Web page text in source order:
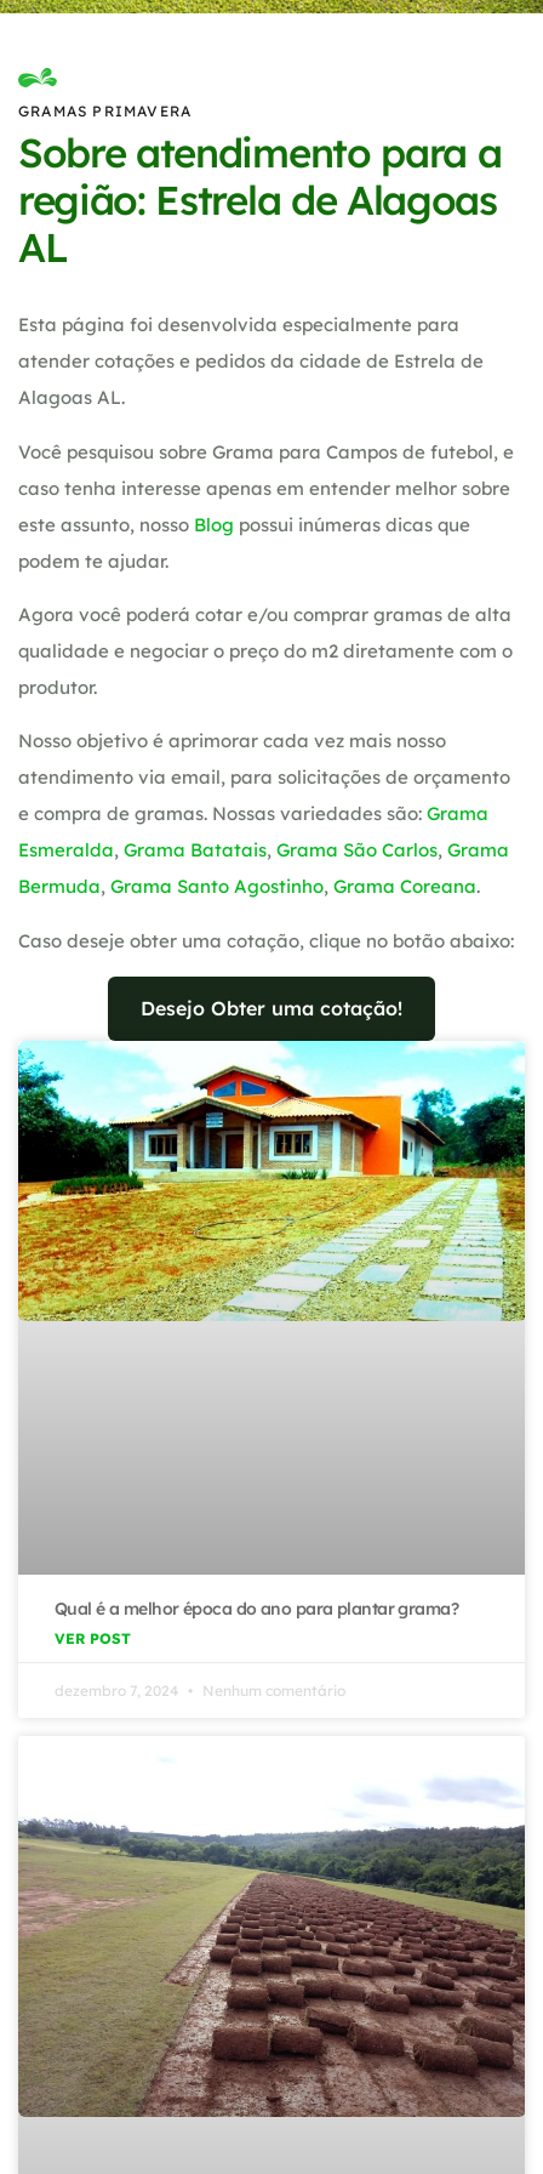
GRAMAS PRIMAVERA
Sobre atendimento para a
região: Estrela de Alagoas
AL
Esta página foi desenvolvida especialmente para
atender cotações e pedidos da cidade de Estrela de
Alagoas AL.
Você pesquisou sobre Grama para Campos de futebol, e
caso tenha interesse apenas em entender melhor sobre
este assunto, nosso Blog possui inúmeras dicas que
podem te ajudar.
Agora você poderá cotar e/ou comprar gramas de alta
qualidade e negociar o preço do m2 diretamente com o
produtor.
Nosso objetivo é aprimorar cada vez mais nosso
atendimento via email, para solicitações de orçamento
e compra de gramas. Nossas variedades são: Grama
Esmeralda, Grama Batatais, Grama São Carlos, Grama
Bermuda, Grama Santo Agostinho, Grama Coreana.
Caso deseje obter uma cotação, clique no botão abaixo:
Desejo Obter uma cotação!
Qual é a melhor época do ano para plantar grama?
VER POST
dezembro 7, 2024 Nenhum comentário